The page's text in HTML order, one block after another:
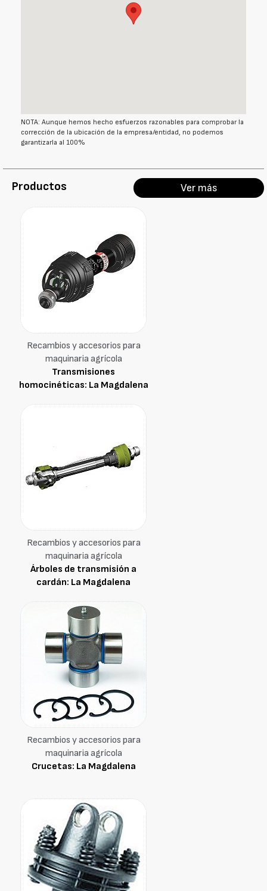
NOTA: Aunque hemos hecho esfuerzos razonables para comprobar la
corrección de la ubicación de la empresa/entidad, no podemos
garantizarla al 100%
Productos Ver más
Recambios y accesorios para
maquinaria agrícola
Transmisiones
homocinéticas: La Magdalena
Recambios y accesorios para
maquinaria agrícola
Árboles de transmisión a
cardán: La Magdalena
Recambios y accesorios para
maquinaria agrícola
Crucetas: La Magdalena